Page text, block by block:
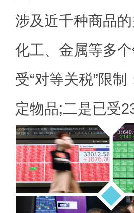
涉及近千种商品
化工、金属等多
受“对等关税”限
定物品;二是已受